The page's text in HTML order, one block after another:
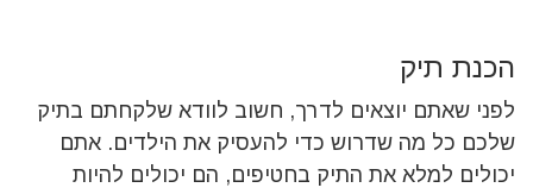
הכנת תיק
לפני שאתם יוצאים לדרך, חשוב לוודא שלקחתם בתיק
שלכם כל מה שדרוש כדי להעסיק את הילדים. אתם
יכולים למלא את התיק בחטיפים, הם יכולים להיות